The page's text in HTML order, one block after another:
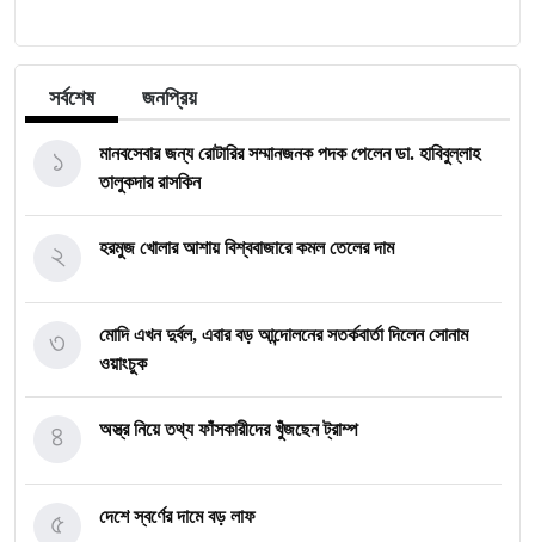
সর্বশেষ জনপ্রিয়
মানবসেবার জন্য রোটারির সম্মানজনক পদক পেলেন ডা. হাবিবুল্লাহ
তালুকদার রাসকিন
১
হরমুজ খোলার আশায় বিশ্ববাজারে কমল তেলের দাম
২
মোদি এখন দুর্বল, এবার বড় আন্দোলনের সতর্কবার্তা দিলেন সোনাম
ওয়াংচুক
৩
অস্ত্র নিয়ে তথ্য ফাঁসকারীদের খুঁজছেন ট্রাম্প
৪
দেশে স্বর্ণের দামে বড় লাফ
৫